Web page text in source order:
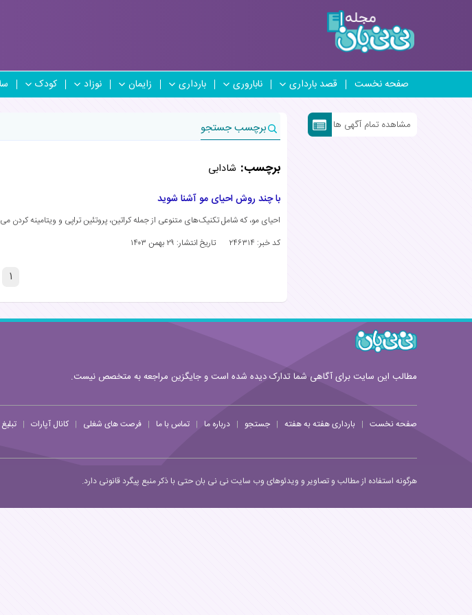
صفحه نخست قصد بارداری ناباروری بارداری زایمان نوزاد کودک
مشاهده تمام آگهی ها برچسب جستجو
برچسب: شادابی
با چند روش احیای مو آشنا شوید
احیای مو، که شامل تکنیک‌های متنوعی از جمله کراتین، پروتئین تراپی و ویتامینه کردن
کد خبر: ۲۴۶۳۱۴
تاریخ انتشار: ۲۹ بهمن ۱۴۰۳
۱
مطالب این سایت برای آگاهی شما تدارک دیده شده است و جایگزین مراجعه به متخصص نیست.
صفحه نخست | بارداری هفته به هفته | جستجو | درباره ما | تماس با ما | فرصت های شغلی | کانال آپارات |
هرگونه استفاده از مطالب و تصاویر و ویدئوهای وب سایت نی نی بان حتی با ذکر منبع پیگرد قانونی دارد.